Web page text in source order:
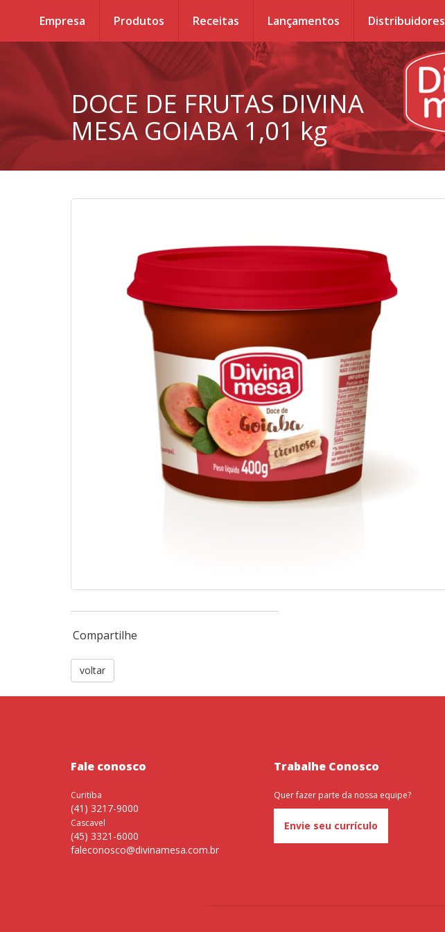
Empresa Produtos Receitas Lançamentos Distribuidores
DOCE DE FRUTAS DIVINA
MESA GOIABA 1,01 kg
Compartilhe
voltar
Fale conosco
Curitiba
(41) 3217-9000
Cascavel
(45) 3321-6000
faleconosco@divinamesa.com.br
Trabalhe Conosco
Quer fazer parte da nossa equipe?
Envie seu currículo